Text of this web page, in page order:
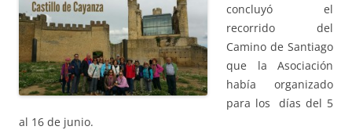
concluyó el
recorrido del
Camino de Santiago
que la Asociación
había organizado
para los días del 5
al 16 de junio.